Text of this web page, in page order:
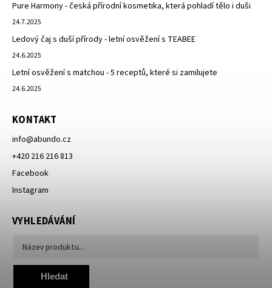
Pure Harmony - česká přírodní kosmetika, která pohladí tělo i duši
24.7.2025
Ledový čaj s duší přírody - letní osvěžení s TEABEE
24.6.2025
Letní osvěžení s matchou - 5 receptů, které si zamilujete
24.6.2025
KONTAKT
info@abundo.cz
+420 216 216 813
Facebook
Instagram
VYHLEDÁVÁNÍ
Hledat